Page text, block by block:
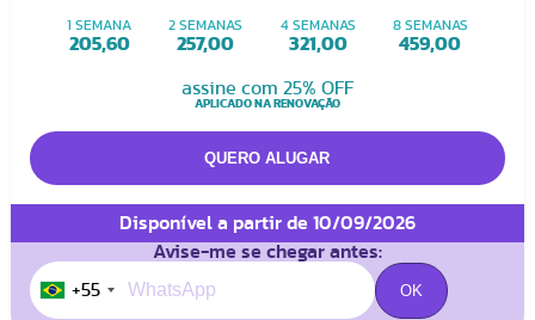
1 SEMANA
205,60
2 SEMANAS
257,00
4 SEMANAS
321,00
8 SEMANAS
459,00
assine com 25% OFF
APLICADO NA RENOVAÇÃO
Disponível a partir de 10/09/2026
Avise-me se chegar antes:
+55